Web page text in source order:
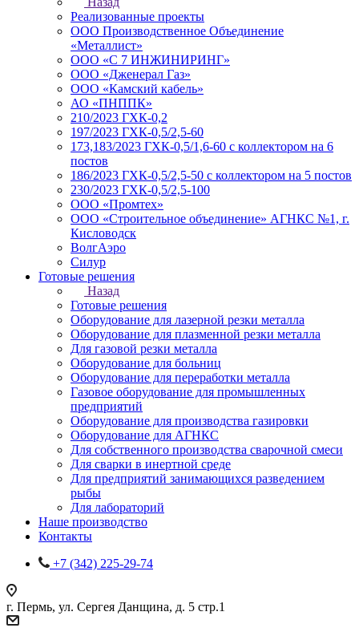
Реализованные проекты
ООО Производственное Объединение
«Металлист»
ООО «С 7 ИНЖИНИРИНГ»
ООО «Дженерал Газ»
ООО «Камский кабель»
АО «ПНППК»
210/2023 ГХК-0,2
197/2023 ГХК-0,5/2,5-60
173,183/2023 ГХК-0,5/1,6-60 с коллектором на 6
постов
186/2023 ГХК-0,5/2,5-50 с коллектором на 5 постов
230/2023 ГХК-0,5/2,5-100
ООО «Промтех»
ООО «Строительное объединение» АГНКС №1, г.
Кисловодск
ВолгАэро
Силур
Готовые решения
Назад
Готовые решения
Оборудование для лазерной резки металла
Оборудование для плазменной резки металла
Для газовой резки металла
Оборудование для больниц
Оборудование для переработки металла
Газовое оборудование для промышленных
предприятий
Оборудование для производства газировки
Оборудование для АГНКС
Для собственного производства сварочной смеси
Для сварки в инертной среде
Для предприятий занимающихся разведением
рыбы
Для лабораторий
Наше производство
Контакты
+7 (342) 225-29-74
г. Пермь, ул. Сергея Данщина, д. 5 стр.1